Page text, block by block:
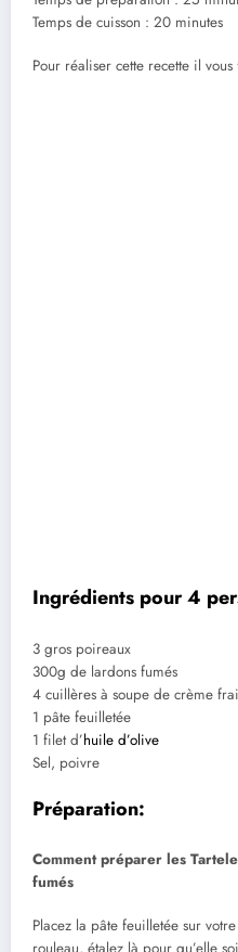
Temps de cuisson : 20 minutes
Pour réaliser cette recette il
Ingrédients pour 4
3 gros poireaux
300g de lardons fumés
4 cuillères à soupe de crème
1 pâte feuilletée
1 filet d’huile d’olive
Sel, poivre
Préparation:
Comment préparer les
fumés
Placez la pâte feuilletée sur